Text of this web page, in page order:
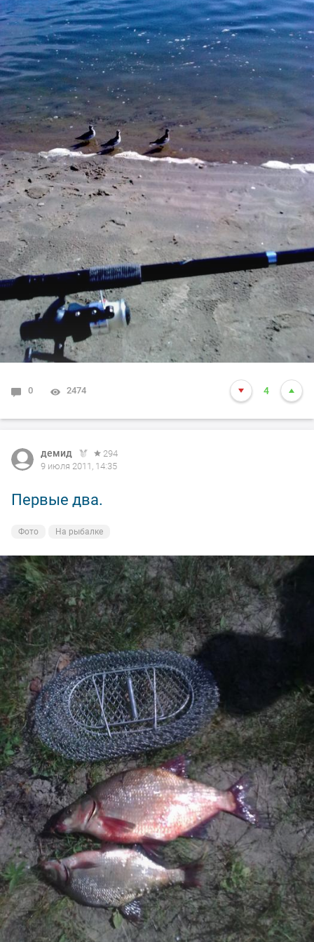
0 2474 4
демид
294
9 июля 2011, 14:35
Первые два.
Фото На рыбалке